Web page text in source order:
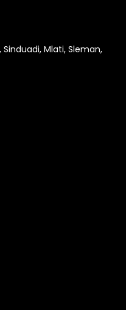
Sinduadi, Mlati, Sleman,